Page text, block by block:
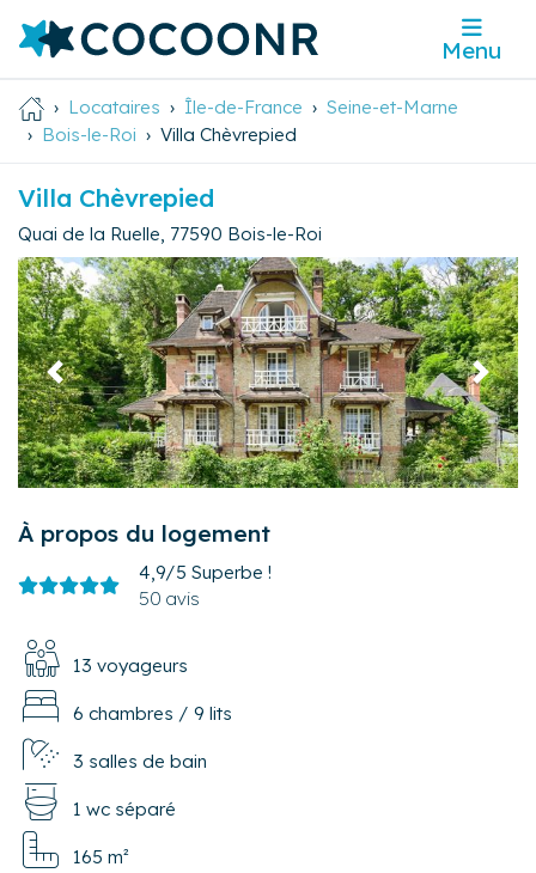
Menu
Locataires Île-de-France
Seine-et-Marne
Bois-le-Roi
Villa Chèvrepied
Villa Chèvrepied
Quai de la Ruelle 77590 Bois-le-Roi
Précédent
À propos du logement
4,9/5 Superbe !
50 avis
13 voyageurs
6 chambres / 9 lits
3 salles de bain
1 wc séparé
165 m²